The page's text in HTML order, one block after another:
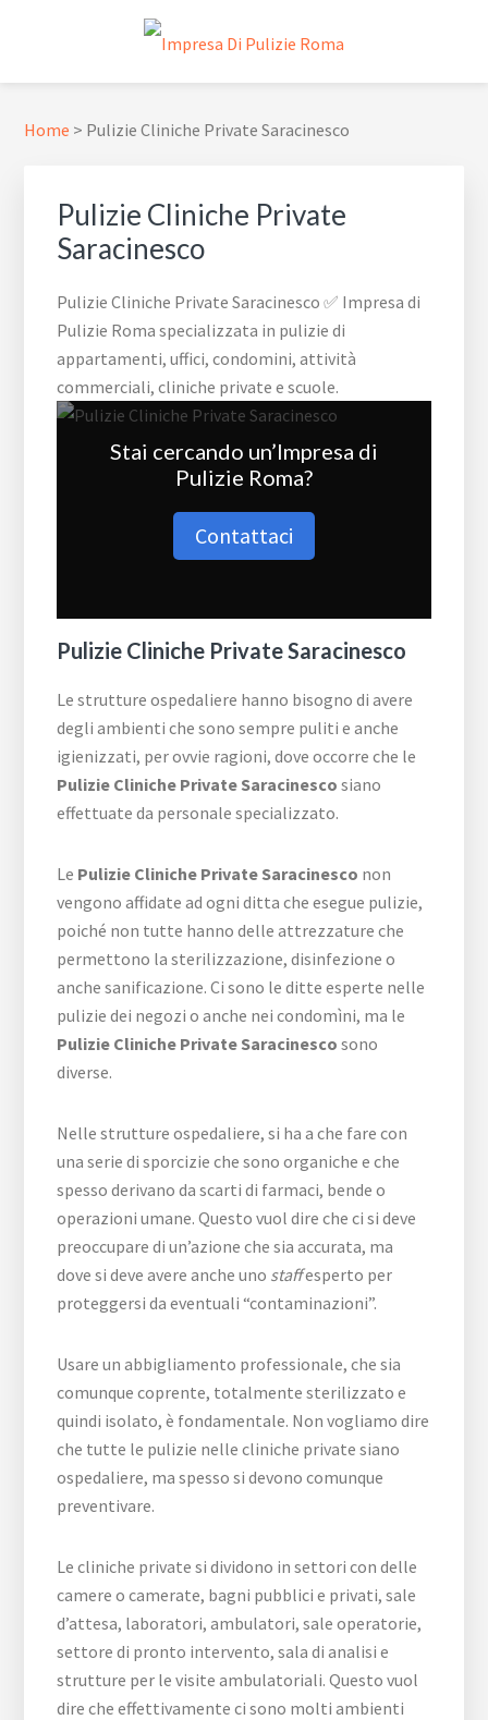
pagina
IMPRESA DI PULIZIE ROMA
✅ Abitazioni e Attività Commerciali
Home > Pulizie Cliniche Private Saracinesco
Pulizie Cliniche Private
Saracinesco
Pulizie Cliniche Private Saracinesco ✅ Impresa di
Pulizie Roma specializzata in pulizie di
appartamenti, uffici, condomini, attività
commerciali, cliniche private e scuole.
Stai cercando un’Impresa di
Pulizie Roma?
Contattaci
Pulizie Cliniche Private Saracinesco
Le strutture ospedaliere hanno bisogno di avere
degli ambienti che sono sempre puliti e anche
igienizzati, per ovvie ragioni, dove occorre che le
Pulizie Cliniche Private Saracinesco siano
effettuate da personale specializzato.
Le Pulizie Cliniche Private Saracinesco non
vengono affidate ad ogni ditta che esegue pulizie,
poiché non tutte hanno delle attrezzature che
permettono la sterilizzazione, disinfezione o
anche sanificazione. Ci sono le ditte esperte nelle
pulizie dei negozi o anche nei condomìni, ma le
Pulizie Cliniche Private Saracinesco sono
diverse.
Nelle strutture ospedaliere, si ha a che fare con
una serie di sporcizie che sono organiche e che
spesso derivano da scarti di farmaci, bende o
operazioni umane. Questo vuol dire che ci si deve
preoccupare di un’azione che sia accurata, ma
dove si deve avere anche uno staffesperto per
proteggersi da eventuali “contaminazioni”.
Usare un abbigliamento professionale, che sia
comunque coprente, totalmente sterilizzato e
quindi isolato, è fondamentale. Non vogliamo dire
che tutte le pulizie nelle cliniche private siano
ospedaliere, ma spesso si devono comunque
preventivare.
Le cliniche private si dividono in settori con delle
camere o camerate, bagni pubblici e privati, sale
d’attesa, laboratori, ambulatori, sale operatorie,
settore di pronto intervento, sala di analisi e
strutture per le visite ambulatoriali. Questo vuol
dire che effettivamente ci sono molti ambienti